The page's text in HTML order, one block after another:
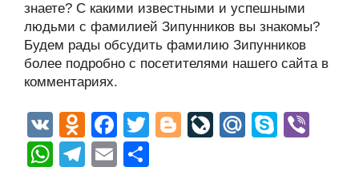
знаете? С какими известными и успешными
людьми с фамилией Зипунников вы знакомы?
Будем рады обсудить фамилию Зипунников
более подробно с посетителями нашего сайта в
комментариях.
V
K
O
d
n
F
a
c
T
Bl Li
M S
W T
E